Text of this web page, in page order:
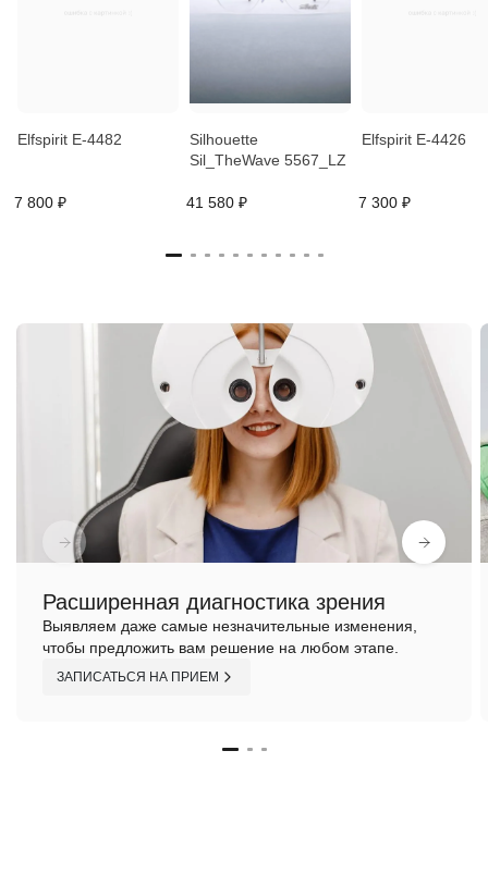
Elfspirit E-4482
7 800 ₽
Silhouette
Sil_TheWave 5567_LZ
41 580 ₽
Elfspirit E-4426
7 300 ₽
Расширенная диагностика зрения
Выявляем даже самые незначительные изменения,
чтобы предложить вам решение на любом этапе.
ЗАПИСАТЬСЯ НА ПРИЕМ